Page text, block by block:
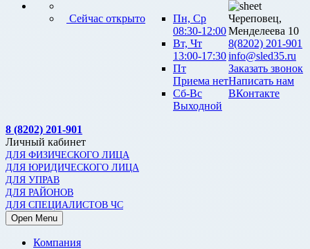
Сейчас открыто
Пн, Ср
08:30-12:00
Вт, Чт
13:00-17:30
Пт
Приема нет
Сб-Вс
Выходной
Череповец,
Менделеева 10
8(8202) 201-901
info@sled35.ru
Заказать звонок
Написать нам
ВКонтакте
8 (8202) 201-901
Личный кабинет
ДЛЯ ФИЗИЧЕСКОГО ЛИЦА
ДЛЯ ЮРИДИЧЕСКОГО ЛИЦА
ДЛЯ УПРАВ
ДЛЯ РАЙОНОВ
ДЛЯ СПЕЦИАЛИСТОВ ЧС
Open Menu
Компания